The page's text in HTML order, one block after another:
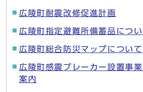
広陵町耐震改修促進計画
広陵町指定避難所備蓄品につい
広陵町総合防災マップについて
広陵町感震ブレーカー設置事
案内